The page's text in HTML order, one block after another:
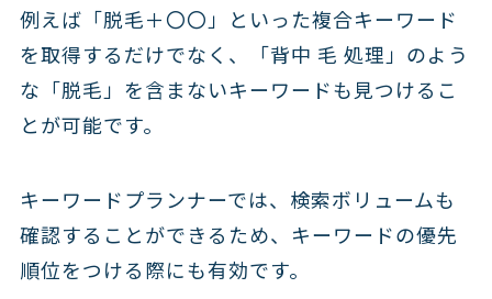
例えば「脱毛＋〇〇」といった複合キーワード
を取得するだけでなく、「背中 毛 処理」のよう
な「脱毛」を含まないキーワードも見つけるこ
とが可能です。
キーワードプランナーでは、検索ボリュームも
確認することができるため、キーワードの優先
順位をつける際にも有効です。